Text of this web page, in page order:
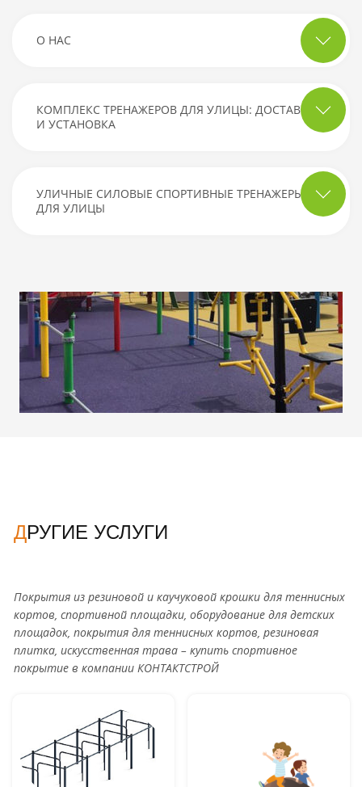
О НАС
КОМПЛЕКС ТРЕНАЖЕРОВ ДЛЯ УЛИЦЫ: ДОСТАВКА
И УСТАНОВКА
УЛИЧНЫЕ СИЛОВЫЕ СПОРТИВНЫЕ ТРЕНАЖЕРЫ
ДЛЯ УЛИЦЫ
ДРУГИЕ УСЛУГИ
Покрытия из резиновой и каучуковой крошки для теннисных
кортов, спортивной площадки, оборудование для детских
площадок, покрытия для теннисных кортов, резиновая
плитка, искусственная трава – купить спортивное
покрытие в компании КОНТАКТСТРОЙ